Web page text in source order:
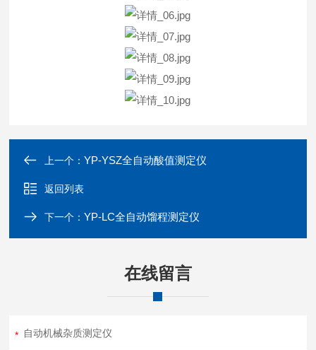
上一个：YP-YSZ全自动酸值测定仪
返回列表
下一个：YP-LC全自动馏程测定仪
在线留言